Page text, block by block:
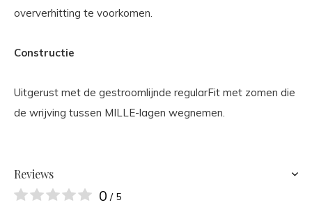
oververhitting te voorkomen.
Constructie
Uitgerust met de gestroomlijnde regularFit met zomen die
de wrijving tussen MILLE-lagen wegnemen.
Reviews
0 / 5